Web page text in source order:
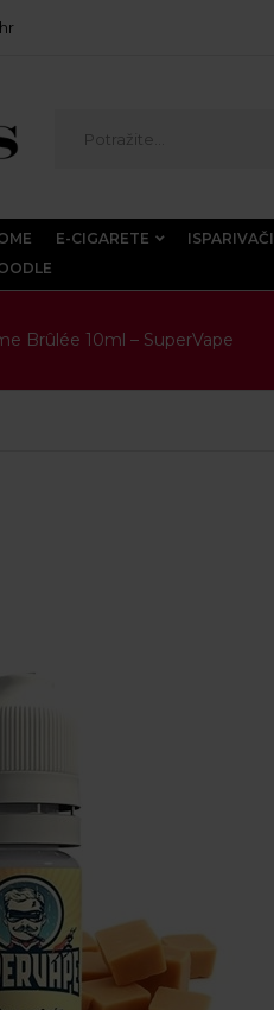
E-CIGARETE ISPARIVAČI
Brûlée 10ml – SuperVape